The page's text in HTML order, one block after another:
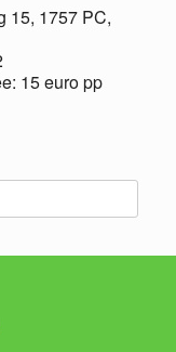
1757 PC,
15 euro pp